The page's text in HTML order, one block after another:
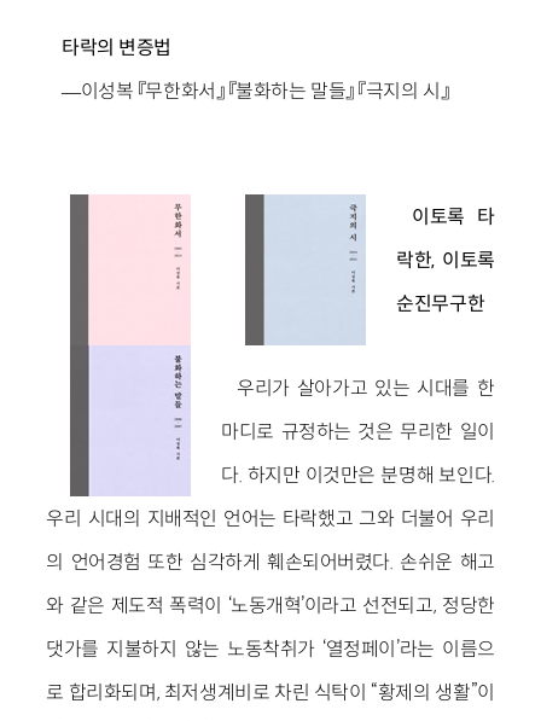
타락의 변증법
―이성복 『무한화서』 『불화하는 말들』 『극지의 시』
이토록 타
락한, 이토록
순진무구한
우리가 살아가고 있는 시대를 한
마디로 규정하는 것은 무리한 일이
다. 하지만 이것만은 분명해 보인다.
우리 시대의 지배적인 언어는 타락했고 그와 더불어 우리
의 언어경험 또한 심각하게 훼손되어버렸다. 손쉬운 해고
와 같은 제도적 폭력이 ‘노동개혁’이라고 선전되고, 정당한
댓가를 지불하지 않는 노동착취가 ‘열정페이’라는 이름으
로 합리화되며, 최저생계비로 차린 식탁이 “황제의 생활”이